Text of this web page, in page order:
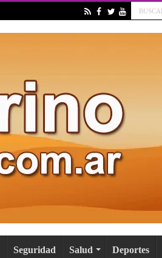
Seguridad Salud Deportes